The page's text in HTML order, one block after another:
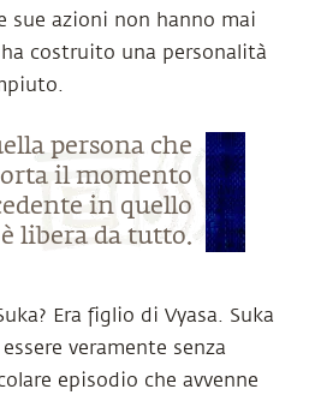
sue azioni non hanno mai
costruito una personalità
persona che
il momento
in quello
libera da tutto.
Era figlio di Vyasa. Suka
veramente senza
episodio che avvenne